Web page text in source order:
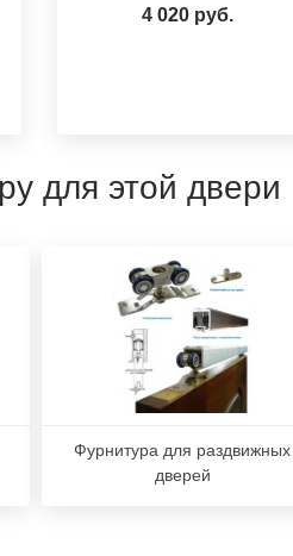
4 020 руб.
для этой двери
Фурнитура для раздвижных
дверей